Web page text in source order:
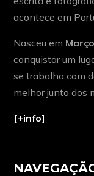
acontece em
Nasceu em
conquistar um
se trabalha com
melhor junto dos
[+info]